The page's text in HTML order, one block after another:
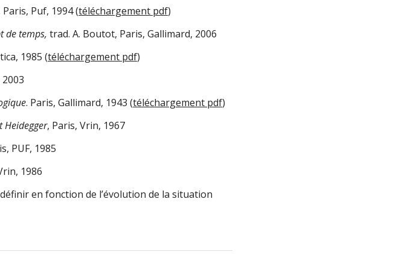
Puf, 1994 (téléchargement pdf)
de temps, trad. A. Boutot, Paris, Gallimard, 2006
1985 (téléchargement pdf)
. Paris, Gallimard, 1943 (téléchargement pdf)
Heidegger, Paris, Vrin, 1967
PUF, 1985
1986
en fonction de l’évolution de la situation